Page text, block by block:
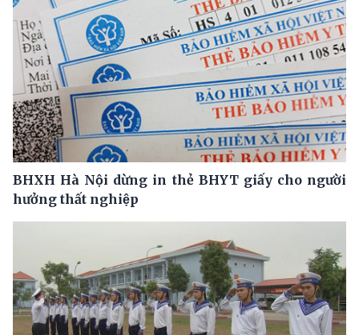
BHXH Hà Nội dừng in thẻ BHYT giấy cho người
hưởng thất nghiệp